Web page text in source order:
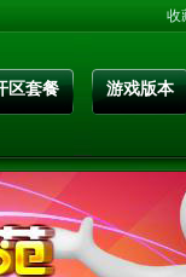
收
区套餐 游戏版本